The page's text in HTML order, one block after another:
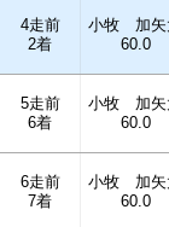
4走前
2着
小牧 加矢
60.0
5走前
6着
小牧 加矢
60.0
6走前
7着
小牧 加矢
60.0